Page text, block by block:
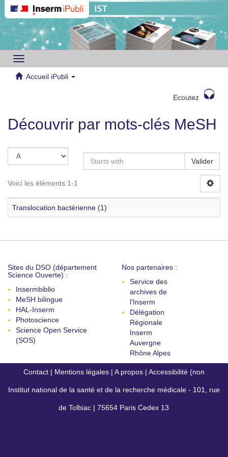
Toggle
navigation
Accueil iPubli
Ecoutez
Découvrir par mots-clés MeSH
Valider
Voici les éléments 1-1
Translocation bactérienne (1)
Sites du DSO (département
Science Ouverte) :
Insermbiblio
MeSH bilingue
HAL-Inserm
Photoscience
Science Open Service
(SOS)
Nos partenaires :
Service des
archives de
l'Inserm
Délégation
Régionale
Inserm
Auvergne
Rhône Alpes
Contact | Mentions légales | A propos | Accessibilité (non
conforme)
Institut national de la santé et de la recherche médicale - 101, rue
de Tolbiac | 75654 Paris Cedex 13